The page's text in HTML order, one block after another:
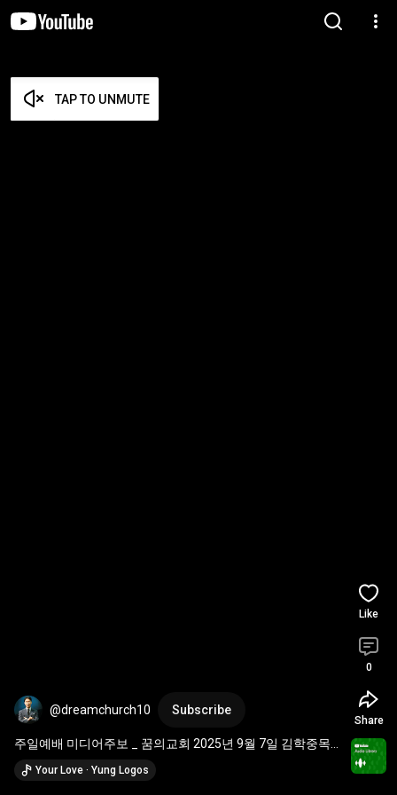
TAP TO UNMUTE
@dreamchurch10 Subscribe
주일예배 미디어주보 _ 꿈의교회 2025년 9월 7일 김학중목
사 설교 _ 스토리텔링 강해설교
Your Love · Yung Logos
Like
0
Share